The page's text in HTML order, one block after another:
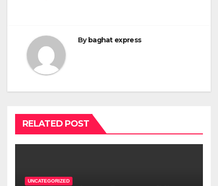
Bybaghat express
RELATED POST
UNCATEGORIZED